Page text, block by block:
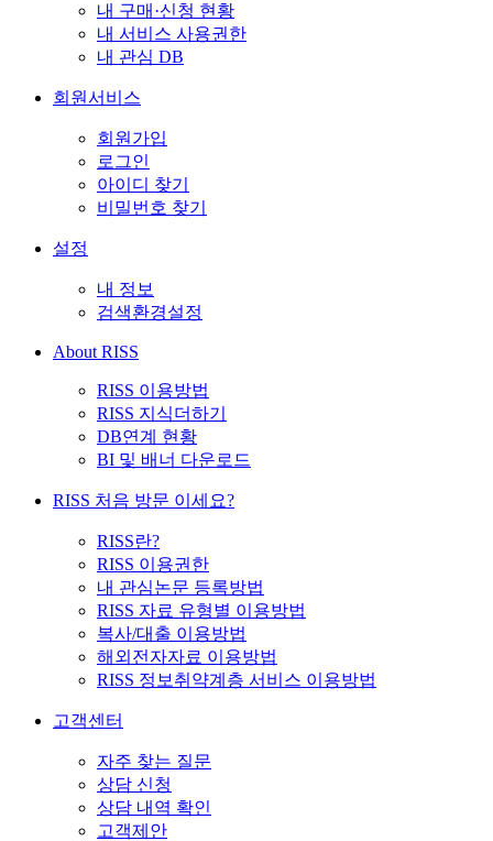
내 구매·신청 현황
내 서비스 사용권한
내 관심 DB
회원서비스
회원가입
로그인
아이디 찾기
비밀번호 찾기
설정
내 정보
검색환경설정
About RISS
RISS 이용방법
RISS 지식더하기
DB연계 현황
BI 및 배너 다운로드
RISS 처음 방문 이세요?
RISS란?
RISS 이용권한
내 관심논문 등록방법
RISS 자료 유형별 이용방법
복사/대출 이용방법
해외전자자료 이용방법
RISS 정보취약계층 서비스 이용방법
고객센터
자주 찾는 질문
상담 신청
상담 내역 확인
고객제안